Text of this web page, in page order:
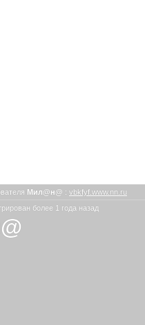
Мил@н@ : vbkfyf.www.nn.ru
более 1 года назад